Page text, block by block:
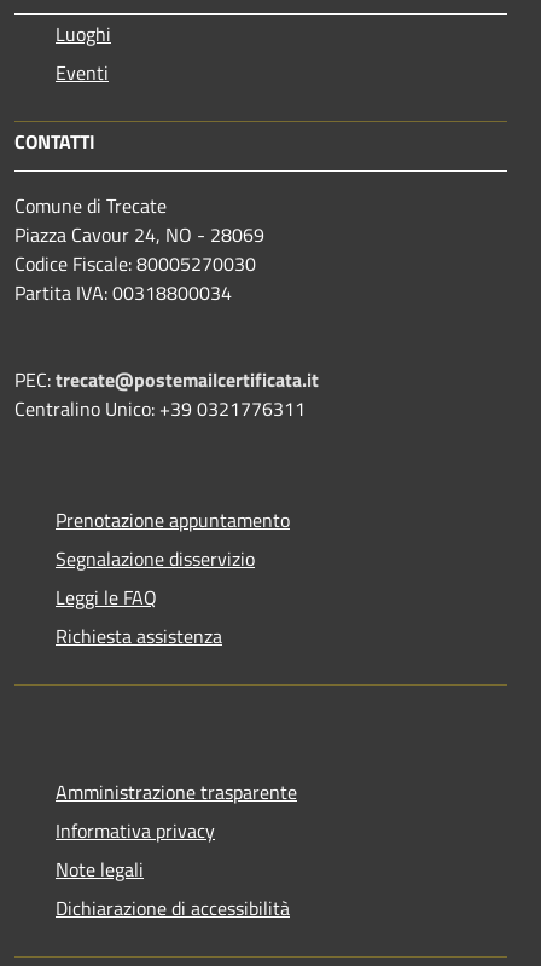
Luoghi
Eventi
CONTATTI
Comune di Trecate
Piazza Cavour 24, NO - 28069
Codice Fiscale: 80005270030
Partita IVA: 00318800034
PEC:trecate@postemailcertificata.it
Centralino Unico: +39 0321776311
Prenotazione appuntamento
Segnalazione disservizio
Leggi le FAQ
Richiesta assistenza
Amministrazione trasparente
Informativa privacy
Note legali
Dichiarazione di accessibilità